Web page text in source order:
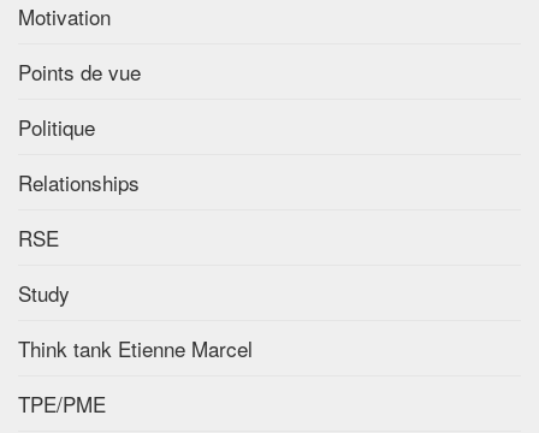
Motivation
Points de vue
Politique
Relationships
RSE
Study
Think tank Etienne Marcel
TPE/PME